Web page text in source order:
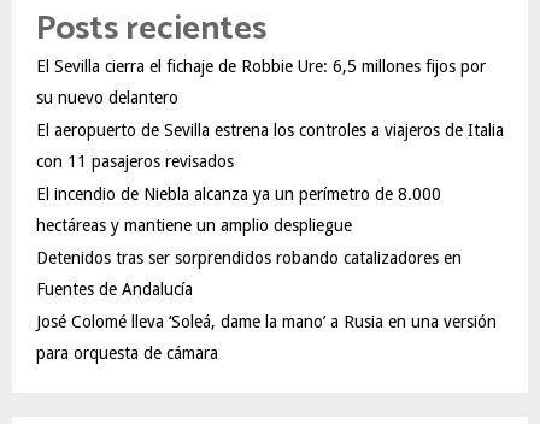
Posts recientes
El Sevilla cierra el fichaje de Robbie Ure: 6,5 millones fijos por
su nuevo delantero
El aeropuerto de Sevilla estrena los controles a viajeros de Italia
con 11 pasajeros revisados
El incendio de Niebla alcanza ya un perímetro de 8.000
hectáreas y mantiene un amplio despliegue
Detenidos tras ser sorprendidos robando catalizadores en
Fuentes de Andalucía
José Colomé lleva ‘Soleá, dame la mano’ a Rusia en una versión
para orquesta de cámara